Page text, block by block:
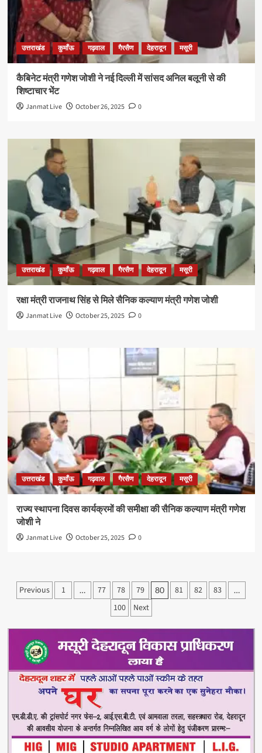
उत्तराखंड कुमाँऊ गढ़वाल गैरसैण देहरादून मसूरी
कैबिनेट मंत्री गणेश जोशी ने नई दिल्ली में सांसद अनिल बलूनी से की
शिष्टाचार भेंट
Janmat Live October 26, 2025 0
उत्तराखंड कुमाँऊ गढ़वाल गैरसैण देहरादून मसूरी
रक्षा मंत्री राजनाथ सिंह से मिले सैनिक कल्याण मंत्री गणेश जोशी
Janmat Live October 25, 2025 0
उत्तराखंड कुमाँऊ गढ़वाल गैरसैण देहरादून मसूरी
राज्य स्थापना दिवस कार्यक्रमों की समीक्षा की सैनिक कल्याण मंत्री गणेश
जोशी ने
Janmat Live October 25, 2025 0
Posts
Previous 1 … 77 78 79 80 81 82 83 …
100 Next